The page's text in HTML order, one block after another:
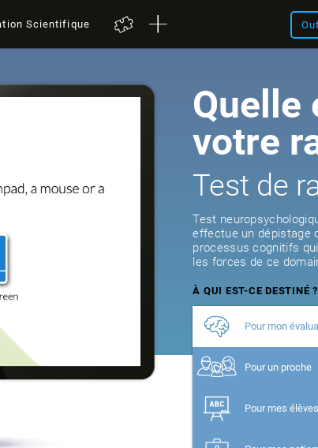
Scientifique
Quelle
votre
Test de
Test
effectue un dépistage
processus cognitifs
les forces de ce
À QUI EST-CE DESTINÉ ?
Pour mon
Pour un proche
Pour mes élèves